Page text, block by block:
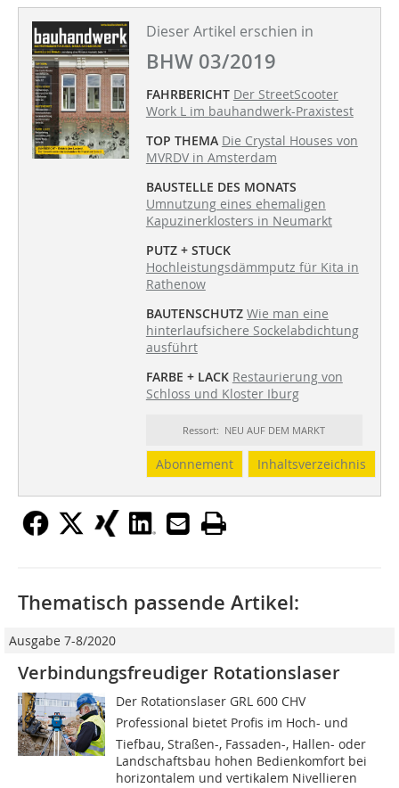
Dieser Artikel erschien in
BHW 03/2019
FAHRBERICHT Der StreetScooter
Work L im bauhandwerk-Praxistest
TOP THEMA Die Crystal Houses von
MVRDV in Amsterdam
BAUSTELLE DES MONATS
Umnutzung eines ehemaligen
Kapuzinerklosters in Neumarkt
PUTZ + STUCK
Hochleistungsdämmputz für Kita in
Rathenow
BAUTENSCHUTZ Wie man eine
hinterlaufsichere Sockelabdichtung
ausführt
FARBE + LACK Restaurierung von
Schloss und Kloster Iburg
Ressort: NEU AUF DEM MARKT
Abonnement Inhaltsverzeichnis
Thematisch passende Artikel:
Ausgabe 7-8/2020
Verbindungsfreudiger Rotationslaser
Der Rotationslaser GRL 600 CHV
Professional bietet Profis im Hoch- und
Tiefbau, Straßen-, Fassaden-, Hallen- oder
Landschaftsbau hohen Bedienkomfort bei
horizontalem und vertikalem Nivellieren